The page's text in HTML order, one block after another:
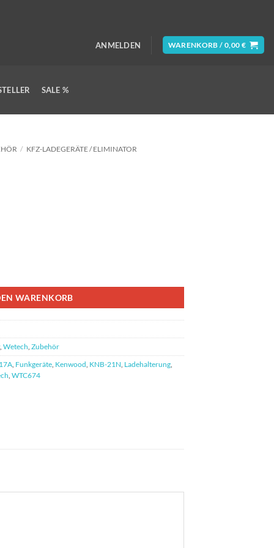
ANMELDEN WARENKORB / 0,00 €
SALE %
/ KFZ-LADEGERÄT​​E / ELIMINATOR
WARENKORB
, Wetech Zubehör
Funkgeräte Kenwood KNB-21N Ladehalterung
WTC674